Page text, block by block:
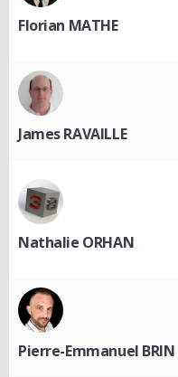
Florian MATHE
James RAVAILLE
Nathalie ORHAN
Pierre-Emmanuel BRIN